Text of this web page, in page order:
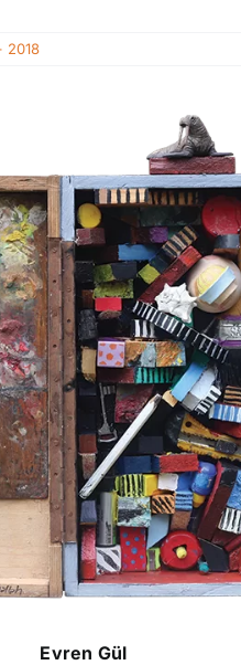
2018
Evren Gül